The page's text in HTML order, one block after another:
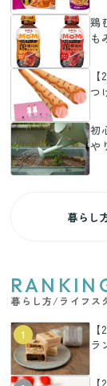
鶏
も
つ
初
や
暮らし
暮らし方/ライフス
1
ラ